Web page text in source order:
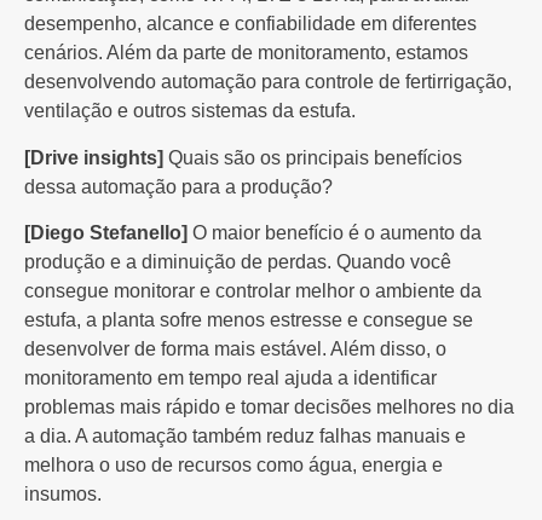
desempenho, alcance e confiabilidade em diferentes
cenários. Além da parte de monitoramento, estamos
desenvolvendo automação para controle de fertirrigação,
ventilação e outros sistemas da estufa.
[Drive insights] Quais são os principais benefícios
dessa automação para a produção?
[Diego Stefanello] O maior benefício é o aumento da
produção e a diminuição de perdas. Quando você
consegue monitorar e controlar melhor o ambiente da
estufa, a planta sofre menos estresse e consegue se
desenvolver de forma mais estável. Além disso, o
monitoramento em tempo real ajuda a identificar
problemas mais rápido e tomar decisões melhores no dia
a dia. A automação também reduz falhas manuais e
melhora o uso de recursos como água, energia e
insumos.